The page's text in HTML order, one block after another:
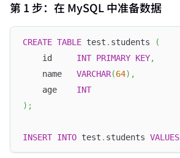
第 1 步：在 MySQL 中准备数据
CREATE TABLE test . students
(
    id
INT PRIMARY KEY,
    name
VARCHAR(64) ,
    age
INT
) ;
INSERT INTO test . students VALUES